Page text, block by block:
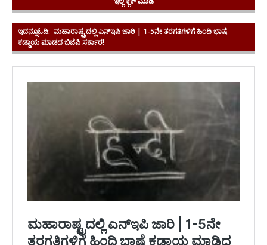
ಇದನ್ನೂಓದಿ: ಮಹಾರಾಷ್ಟ್ರದಲ್ಲಿ ಎನ್‌ಇಪಿ ಜಾರಿ | 1-5ನೇ ತರಗತಿಗಳಿಗೆ ಹಿಂದಿ ಭಾಷೆ
ಕಡ್ಡಾಯ ಮಾಡದ ಬಿಜೆಪಿ ಸರ್ಕಾರ!